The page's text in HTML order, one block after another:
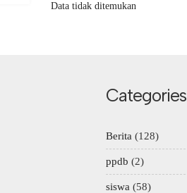
Data tidak ditemukan
Categories
Berita (128)
ppdb (2)
siswa (58)